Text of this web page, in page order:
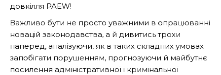
довкілля PAEW!
Важливо бути не просто уважними в опрацюванні
новацій законодавства, а й дивитись трохи
наперед, аналізуючи, як в таких складних умовах
запобігати порушенням, прогнозуючи й майбутнє
посилення адміністративної і кримінальної